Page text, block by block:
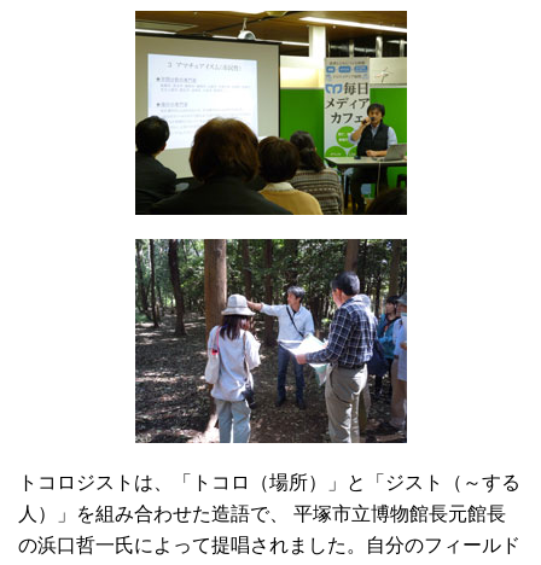
トコロジストは、「トコロ（場所）」と「ジスト（～する
人）」を組み合わせた造語で、 平塚市立博物館長元館長
の浜口哲一氏によって提唱されました。自分のフィールド